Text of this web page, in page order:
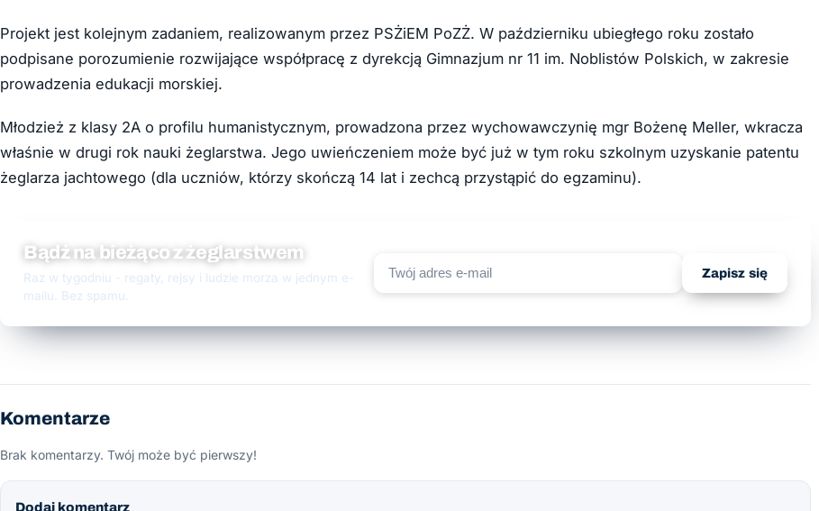
Projekt jest kolejnym zadaniem, realizowanym przez PSŻiEM PoZŻ. W październiku ubiegłego roku zostało
podpisane porozumienie rozwijające współpracę z dyrekcją Gimnazjum nr 11 im. Noblistów Polskich, w zakresie
prowadzenia edukacji morskiej.
Młodzież z klasy 2A o profilu humanistycznym, prowadzona przez wychowawczynię mgr Bożenę Meller, wkracza
właśnie w drugi rok nauki żeglarstwa. Jego uwieńczeniem może być już w tym roku szkolnym uzyskanie patentu
żeglarza jachtowego (dla uczniów, którzy skończą 14 lat i zechcą przystąpić do egzaminu).
Bądź na bieżąco z żeglarstwem
Raz w tygodniu - regaty, rejsy i ludzie morza w jednym e-
mailu. Bez spamu.
Zapisz się
Komentarze
Brak komentarzy. Twój może być pierwszy!
Dodaj komentarz